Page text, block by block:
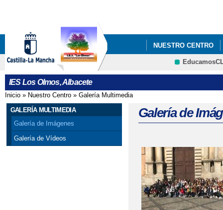
NUESTRO CENTRO
DOCUMENTOS
IES Los Olmos, Albacete
Se encuentra usted aquí
Inicio » Nuestro Centro » Galería Multimedia
GALERÍA MULTIMEDIA
Galería de Imágenes
Galería de Vídeos
Galería de
Páginas